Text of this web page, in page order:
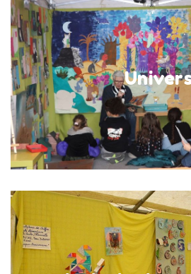
3 au 9
au salon, à Saint-
En savoir plus
3 au 9 mars